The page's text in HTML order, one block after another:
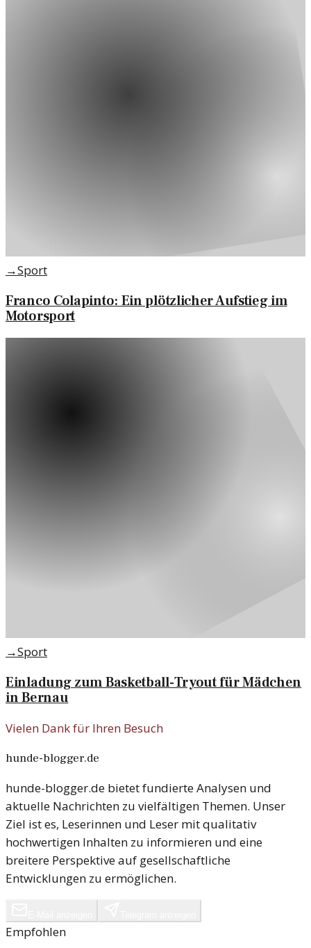
→Sport
Franco Colapinto: Ein plötzlicher Aufstieg im
Motorsport
→Sport
Einladung zum Basketball-Tryout für Mädchen
in Bernau
Vielen Dank für Ihren Besuch
hunde-blogger.de
hunde-blogger.de bietet fundierte Analysen und
aktuelle Nachrichten zu vielfältigen Themen. Unser
Ziel ist es, Leserinnen und Leser mit qualitativ
hochwertigen Inhalten zu informieren und eine
breitere Perspektive auf gesellschaftliche
Entwicklungen zu ermöglichen.
Empfohlen